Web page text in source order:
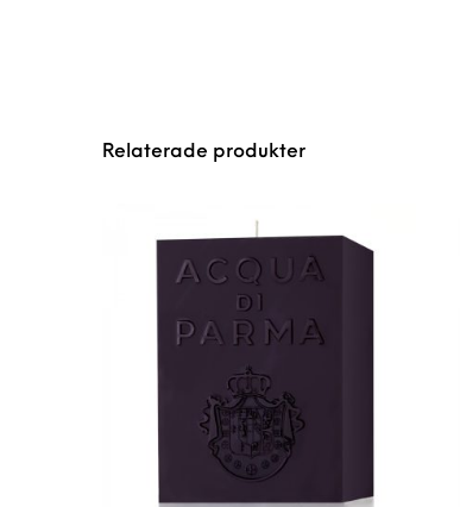
Relaterade produkter